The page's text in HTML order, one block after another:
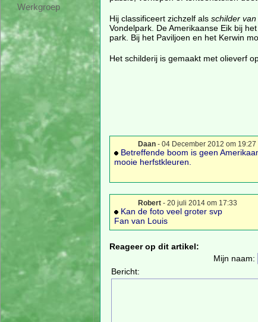
Werkgroep
Hij classificeert zichzelf als schilder
Vondelpark. De Amerikaanse Eik bij
park. Bij het Paviljoen en het Kerwin
Het schilderij is gemaakt met olieverf
Daan- 04 December 2012 om 19:27
Betreffende boom is geen
mooie herfstkleuren.
Robert- 20 juli 2014 om 17:33
Kan de foto veel groter svp
Fan van Louis
Reageer op dit artikel:
Mijn naam:
Bericht: